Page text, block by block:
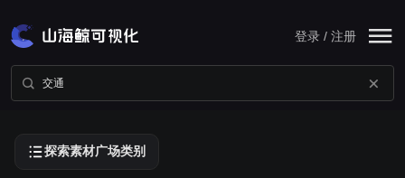
登录 / 注册
探索素材广场类别